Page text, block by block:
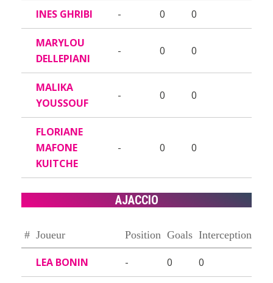
INES GHRIBI - 0 0
MARYLOU
DELLEPIANI
- 0 0
MALIKA
YOUSSOUF
- 0 0
FLORIANE
MAFONE
KUITCHE
- 0 0
AJACCIO
# Joueur Position Goals Interceptions
LEA BONIN - 0 0